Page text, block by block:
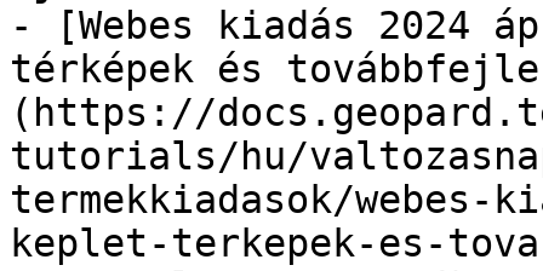
- [Webes kiadás
térképek és
(https://
tutorials/hu/
termekkiadasok/
keplet-terkepek-es-